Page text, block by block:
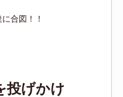
合図！！
投げかけ